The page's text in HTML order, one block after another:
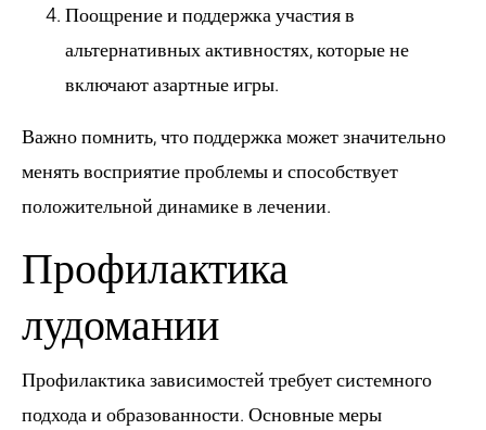
Поощрение и поддержка участия в
альтернативных активностях, которые не
включают азартные игры.
Важно помнить, что поддержка может значительно
менять восприятие проблемы и способствует
положительной динамике в лечении.
Профилактика
лудомании
Профилактика зависимостей требует системного
подхода и образованности. Основные меры